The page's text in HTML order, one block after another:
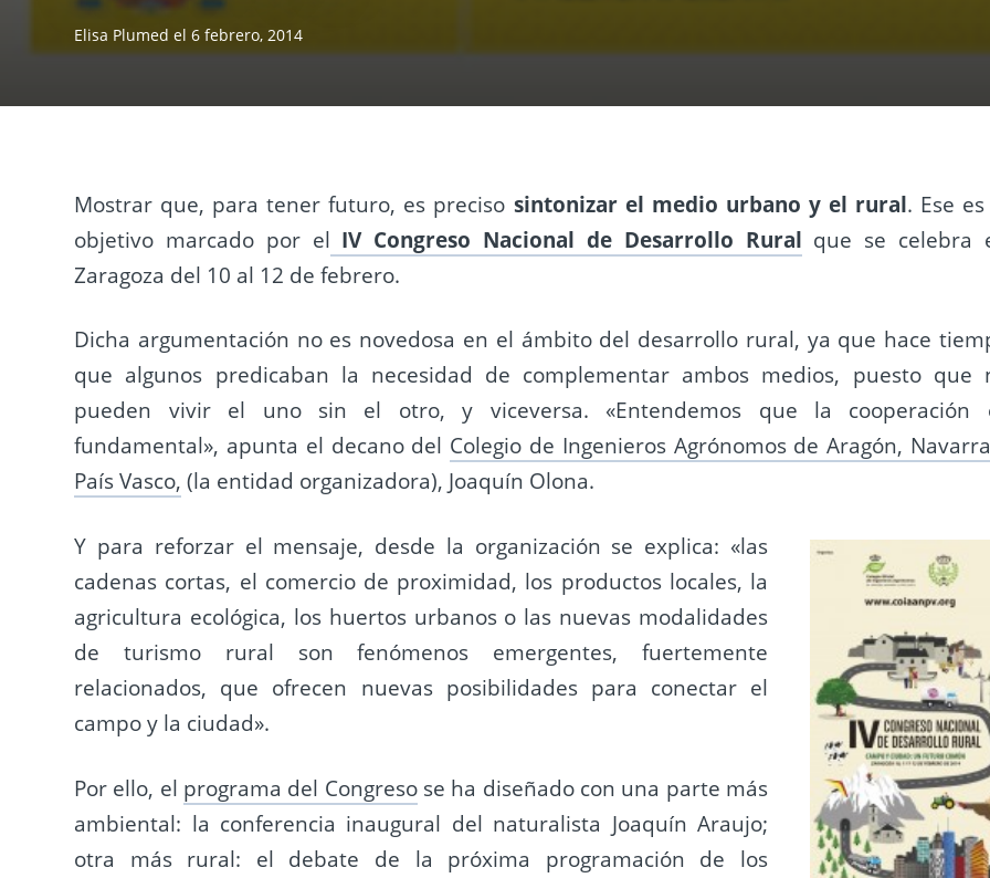
Elisa Plumedel 6 febrero, 2014
Mostrar que, para tener futuro, es preciso sintonizar el medio urbano y el rural. Ese
objetivo marcado por el IV Congreso Nacional de Desarrollo Rural que se celebra
Zaragoza del 10 al 12 de febrero.
Dicha argumentación no es novedosa en el ámbito del desarrollo rural, ya que hace
que algunos predicaban la necesidad de complementar ambos medios, puesto que
pueden vivir el uno sin el otro, y viceversa. «Entendemos que la cooperación
fundamental», apunta el decano del Colegio de Ingenieros Agrónomos de Aragón,
País Vasco, (la entidad organizadora), Joaquín Olona.
Y para reforzar el mensaje, desde la organización se explica: «las
cadenas cortas, el comercio de proximidad, los productos locales, la
agricultura ecológica, los huertos urbanos o las nuevas modalidades
de turismo rural son fenómenos emergentes, fuertemente
relacionados, que ofrecen nuevas posibilidades para conectar el
campo y la ciudad».
Por ello, el programa del Congresose ha diseñado con una parte más
ambiental: la conferencia inaugural del naturalista Joaquín Araujo;
otra más rural: el debate de la próxima programación de los